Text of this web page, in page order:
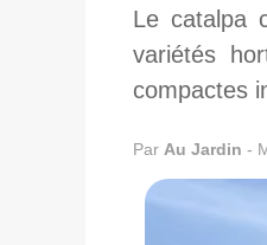
Le catalpa
variétés
compactes
Par Au Jardin -